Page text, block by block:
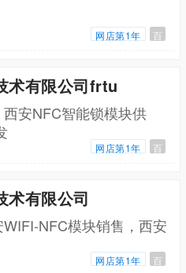
网店第1年 百
术有限公司frtu
安NFC智能锁模块供
网店第1年 百
术有限公司
NFC模块销售，西安
网店第1年 百